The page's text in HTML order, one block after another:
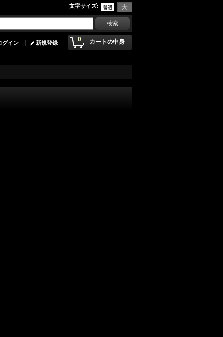
文字サイズ:
0 カートの中身
グイン 新規登録